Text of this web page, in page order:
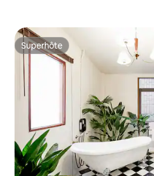
Superhôte
Superhôte